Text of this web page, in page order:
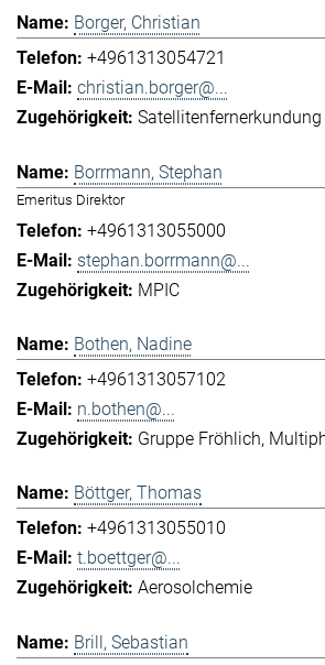
Borger, Christian
+4961313054721
christian.borger@...
Satellitenfernerkundung
Borrmann, Stephan
Emeritus Direktor
+4961313055000
stephan.borrmann@...
MPIC
Bothen, Nadine
+4961313057102
n.bothen@...
Gruppe Fröhlich
Böttger, Thomas
+4961313055010
t.boettger@...
Aerosolchemie
Brill, Sebastian